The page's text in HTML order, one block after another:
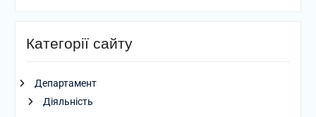
Категорії сайту
Департамент
Діяльність